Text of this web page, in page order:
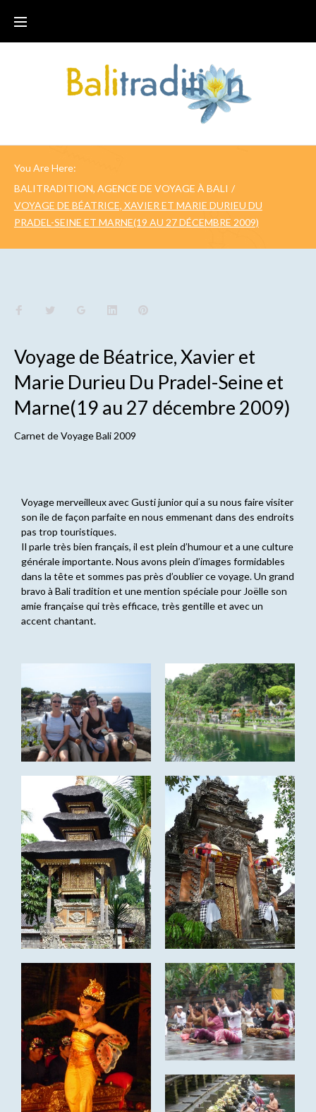
You Are Here:
BALITRADITION, AGENCE DE VOYAGE À BALI /
VOYAGE DE BÉATRICE, XAVIER ET MARIE DURIEU DU
PRADEL-SEINE ET MARNE(19 AU 27 DÉCEMBRE 2009)
Voyage de Béatrice, Xavier et
Marie Durieu Du Pradel-Seine et
Marne(19 au 27 décembre 2009)
Carnet deVoyage Bali 2009
Voyage merveilleux avec Gusti junior qui a su nous faire visiter
son ile de façon parfaite en nous emmenant dans des endroits
pas trop touristiques.
Il parle très bien français, il est plein d’humour et a une culture
générale importante. Nous avons plein d’images formidables
dans la tête et sommes pas près d’oublier ce voyage. Un grand
bravo à Bali tradition et une mention spéciale pour Joëlle son
amie française qui très efficace, très gentille et avec un
accent chantant.